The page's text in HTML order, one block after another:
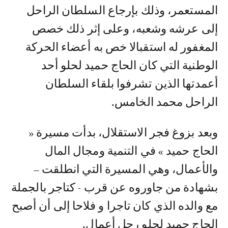
المستعمر، وذلك بإرجاع السلطان الراحل
إلى عرشه وشعبه، وعلى إثر ذلك خصص
المغفور له استقبالا خص به أعضاء الحركة
الوطنية التي كان الحاج حميد لحلو أحد
أعمدتها الذين تشرفوا بلقاء السلطان
الراحل محمد الخامس.
وبعد بزوغ فجر الاستقلال، بدأت مسيرة «
الحاج حميد » في التنمية ومجال المال
والأعمال، وهي المسيرة التي انطلقت –
بشهادة من جاوروه عن قرب - كتاجر بالجملة
مع والده الذي كان تاجرا و فلاحا إلى أن أصبح
الحاج حميد لحلو رجل أعمال.